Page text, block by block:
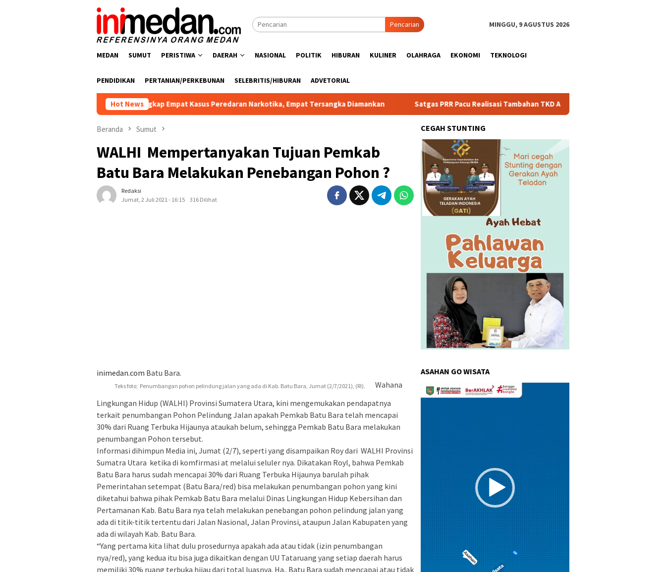
Pencarian MINGGU, 9 AGUSTUS 2026
MEDAN SUMUT PERISTIWA DAERAH NASIONAL POLITIK HIBURAN KULINER OLAHRAGA EKONOMI TEKNOLOGI
PENDIDIKAN PERTANIAN/PERKEBUNAN SELEBRITIS/HIBURAN ADVETORIAL
Hot News
Polres Batu Bara Ungkap Empat Kasus Peredaran Narkotika, Empat Tersangka Diamankan Satgas PRR Pacu Realisasi Tambahan TKD Aceh Rp1,65 Triliun, Pastikan Transparan dan
Beranda Sumut
WALHI Mempertanyakan Tujuan Pemkab
Batu Bara Melakukan Penebangan Pohon ?
Redaksi
Jumat, 2 Juli 2021 - 16:15
316 Dilihat
inimedan.com Batu Bara.
Teks foto; Penumbangan pohon pelindung jalan yang ada di Kab. Batu Bara, Jumat (2/7/2021), (RI).
Wahana
Lingkungan Hidup (WALHI) Provinsi Sumatera Utara, kini mengemukakan pendapatnya
terkait penumbangan Pohon Pelindung Jalan apakah Pemkab Batu Bara telah mencapai
30% dari Ruang Terbuka Hijaunya ataukah belum, sehingga Pemkab Batu Bara melakukan
penumbangan Pohon tersebut.
Informasi dihimpun Media ini, Jumat (2/7), seperti yang disampaikan Roy dari WALHI Provinsi
Sumatra Utara ketika di komfirmasi at melalui seluler nya. Dikatakan RoyI, bahwa Pemkab
Batu Bara harus sudah mencapai 30% dari Ruang Terbuka Hijaunya barulah pihak
Pemerintahan setempat (Batu Bara/red) bisa melakukan penumbangan pohon yang kini
diketahui bahwa pihak Pemkab Batu Bara melalui Dinas Lingkungan Hidup Kebersihan dan
Pertamanan Kab. Batu Bara nya telah melakukan penebangan pohon pelindung jalan yang
ada di titik-titik tertentu dari Jalan Nasional, Jalan Provinsi, ataupun Jalan Kabupaten yang
ada di wilayah Kab. Batu Bara.
“Yang pertama kita lihat dulu prosedurnya apakah ada atau tidak (izin penumbangan
nya/red), yang kedua itu bisa juga dikaitkan dengan UU Tataruang yang setiap daerah harus
memiliki 30% ruang terbuka hijau dari total luasnya. Ha.. Batu Bara sudah mencapai atau tidak
CEGAH STUNTING
ASAHAN GO WISATA
Pemutar
Video